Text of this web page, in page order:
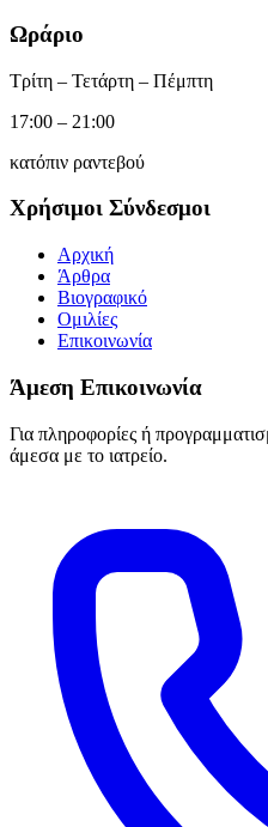
Ωράριο
Τρίτη – Τετάρτη – Πέμπτη
17:00 – 21:00
κατόπιν ραντεβού
Χρήσιμοι Σύνδεσμοι
Αρχική
Άρθρα
Βιογραφικό
Ομιλίες
Επικοινωνία
Άμεση Επικοινωνία
Για πληροφορίες ή
άμεσα με το ιατρείο.